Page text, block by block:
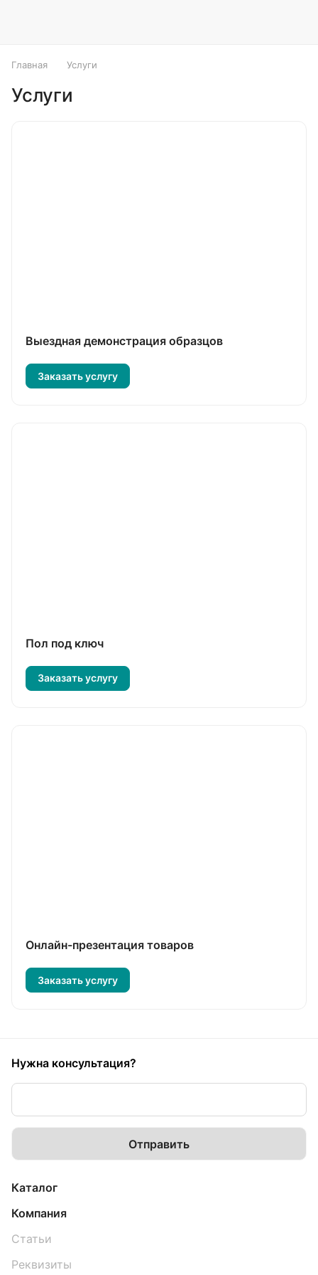
Главная Услуги
Услуги
Выездная демонстрация образцов
Заказать услугу
Пол под ключ
Заказать услугу
Онлайн-презентация товаров
Заказать услугу
Нужна консультация?
Каталог
Компания
Статьи
Реквизиты